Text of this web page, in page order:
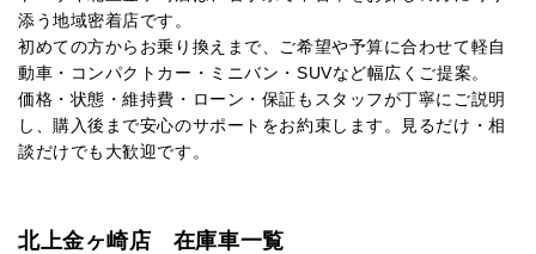
添う地域密着店です。
初めての方からお乗り換えまで、ご希望や予算に合わせて軽自
動車・コンパクトカー・ミニバン・SUVなど幅広くご提案。
価格・状態・維持費・ローン・保証もスタッフが丁寧にご説明
し、購入後まで安心のサポートをお約束します。見るだけ・相
談だけでも大歓迎です。
北上金ヶ崎店 在庫車一覧